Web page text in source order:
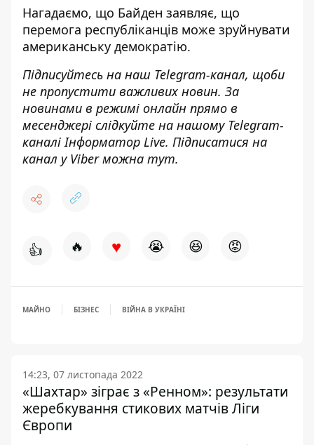
Нагадаємо, що Байден заявляє, що
перемога республіканців може зруйнувати
американську демократію.
Підписуйтесь на наш Telegram-канал, щоби
не пропустити важливих новин. За
новинами в режимі онлайн прямо в
месенджері слідкуйте на нашому Telegram-
каналіІнформатор Live. Підписатися на
канал у Viber можна тут.
👍 🔥 ♥ 😭 😆 😡
МАЙНО БІЗНЕС ВІЙНА В УКРАЇНІ
14:23, 07 листопада 2022
«Шахтар» зіграє з «Ренном»: результати
жеребкування стикових матчів Ліги
Європи